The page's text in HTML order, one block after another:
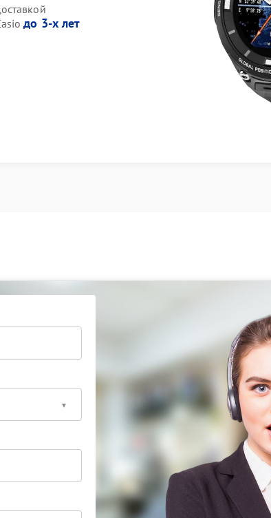
до 3-х лет